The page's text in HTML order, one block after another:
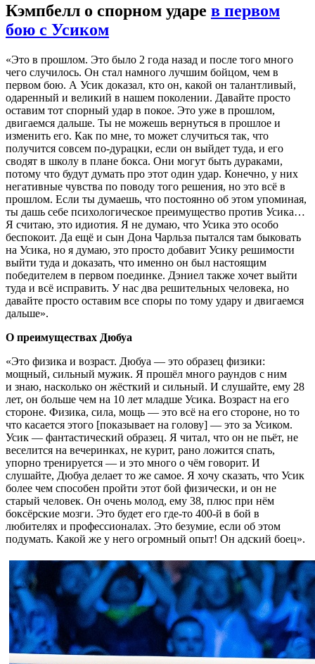
Кэмпбелл о спорном ударе в первом
бою с Усиком
«Это в прошлом. Это было 2 года назад и после того много
чего случилось. Он стал намного лучшим бойцом, чем в
первом бою. А Усик доказал, кто он, какой он талантливый,
одаренный и великий в нашем поколении. Давайте просто
оставим тот спорный удар в покое. Это уже в прошлом,
двигаемся дальше. Ты не можешь вернуться в прошлое и
изменить его. Как по мне, то может случиться так, что
получится совсем по-дурацки, если он выйдет туда, и его
сводят в школу в плане бокса. Они могут быть дураками,
потому что будут думать про этот один удар. Конечно, у них
негативные чувства по поводу того решения, но это всё в
прошлом. Если ты думаешь, что постоянно об этом упоминая,
ты дашь себе психологическое преимущество против Усика…
Я считаю, это идиотия. Я не думаю, что Усика это особо
беспокоит. Да ещё и сын Дона Чарльза пытался там быковать
на Усика, но я думаю, это просто добавит Усику решимости
выйти туда и доказать, что именно он был настоящим
победителем в первом поединке. Дэниел также хочет выйти
туда и всё исправить. У нас два решительных человека, но
давайте просто оставим все споры по тому удару и двигаемся
дальше».
О преимуществах Дюбуа
«Это физика и возраст. Дюбуа — это образец физики:
мощный, сильный мужик. Я прошёл много раундов с ним
и знаю, насколько он жёсткий и сильный. И слушайте, ему 28
лет, он больше чем на 10 лет младше Усика. Возраст на его
стороне. Физика, сила, мощь — это всё на его стороне, но то
что касается этого [показывает на голову] — это за Усиком.
Усик — фантастический образец. Я читал, что он не пьёт, не
веселится на вечеринках, не курит, рано ложится спать,
упорно тренируется — и это много о чём говорит. И
слушайте, Дюбуа делает то же самое. Я хочу сказать, что Усик
более чем способен пройти этот бой физически, и он не
старый человек. Он очень молод, ему 38, плюс при нём
боксёрские мозги. Это будет его где-то 400-й в бой в
любителях и профессионалах. Это безумие, если об этом
подумать. Какой же у него огромный опыт! Он адский боец».